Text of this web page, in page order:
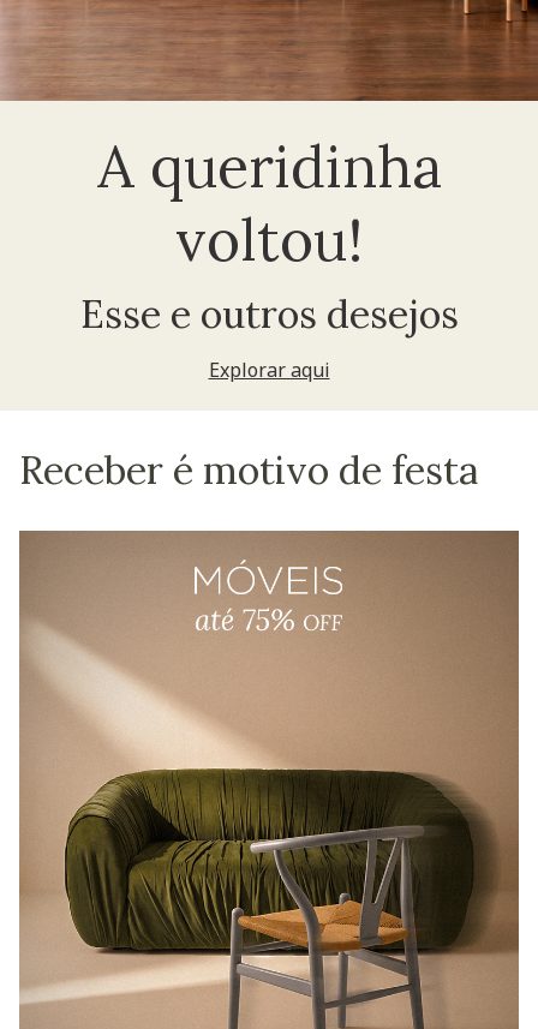
A queridinha
voltou!
Esse e outros desejos
Explorar aqui
Receber é motivo de festa